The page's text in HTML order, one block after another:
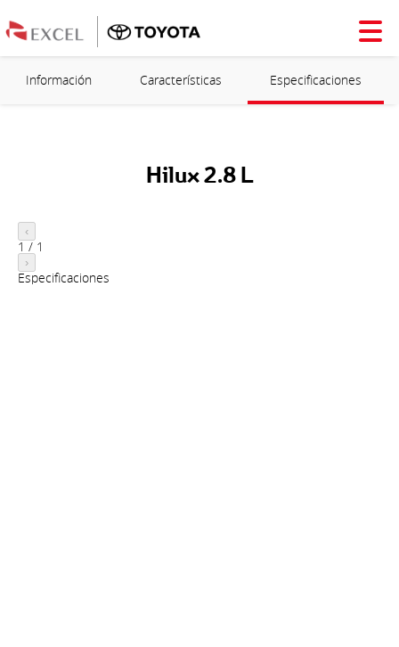
Información Características Especificaciones
Hilux 2.8 L
‹
1 / 1
›
Especificaciones